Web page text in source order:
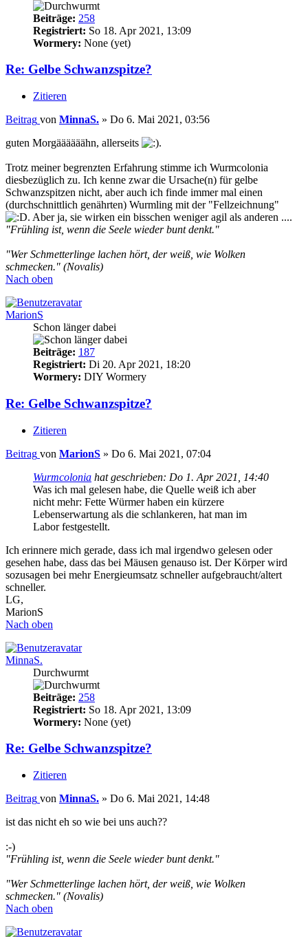
Beiträge: 258
Registriert: So 18. Apr 2021, 13:09
Wormery: None (yet)
Re: Gelbe Schwanzspitze?
Zitieren
Beitrag von MinnaS. » Do 6. Mai 2021, 03:56
guten Morgäääääähn, allerseits
.
Trotz meiner begrenzten Erfahrung stimme ich Wurmcolonia
diesbezüglich zu. Ich kenne zwar die Ursache(n) für gelbe
Schwanzspitzen nicht, aber auch ich finde immer mal einen
(durchschnittlich genährten) Wurmling mit der "Fellzeichnung"
. Aber ja, sie wirken ein bisschen weniger agil als anderen ....
"Frühling ist, wenn die Seele wieder bunt denkt."
"Wer Schmetterlinge lachen hört, der weiß, wie Wolken
schmecken." (Novalis)
Nach oben
MarionS
Schon länger dabei
Beiträge: 187
Registriert: Di 20. Apr 2021, 18:20
Wormery: DIY Wormery
Re: Gelbe Schwanzspitze?
Zitieren
Beitrag von MarionS » Do 6. Mai 2021, 07:04
Wurmcolonia hat geschrieben: Do 1. Apr 2021, 14:40
Was ich mal gelesen habe, die Quelle weiß ich aber
nicht mehr: Fette Würmer haben ein kürzere
Lebenserwartung als die schlankeren, hat man im
Labor festgestellt.
Ich erinnere mich gerade, dass ich mal irgendwo gelesen oder
gesehen habe, dass das bei Mäusen genauso ist. Der Körper wird
sozusagen bei mehr Energieumsatz schneller aufgebraucht/altert
schneller.
LG,
MarionS
Nach oben
MinnaS.
Durchwurmt
Beiträge: 258
Registriert: So 18. Apr 2021, 13:09
Wormery: None (yet)
Re: Gelbe Schwanzspitze?
Zitieren
Beitrag von MinnaS. » Do 6. Mai 2021, 14:48
ist das nicht eh so wie bei uns auch??
:-)
"Frühling ist, wenn die Seele wieder bunt denkt."
"Wer Schmetterlinge lachen hört, der weiß, wie Wolken
schmecken." (Novalis)
Nach oben